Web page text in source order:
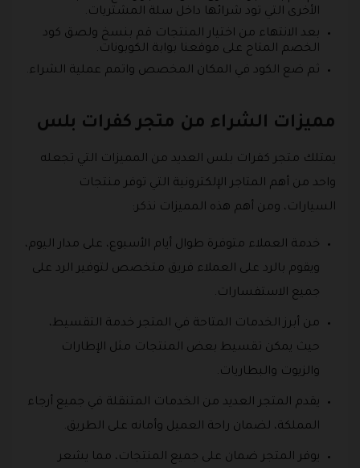
الأخرى التي تود شرائها داخل سلة المشتريات.
بعد الانتهاء من اختيار المنتجات قم بنسخ ولصق كود
الخصم المتاح على موقعنا بوابة الكوبونات.
ثم ضع الكود في المكان المخصص واتمم عملية الشراء.
مميزات الشراء من متجر كفرات بلس
يمتلك متجر كفرات بلس العديد من المميزات التي تجعله
واحد من أهم المتاجر الإلكترونية التي توفر منتجات
السيارات، ومن أهم هذه المميزات نذكر:
خدمة العملاء متوفرة طوال أيام الأسبوع، على مدار اليوم،
ويقوم بالرد على العملاء فريق متخصص لتوفير الرد على
جميع الاستفسارات.
من أبرز الخدمات المتاحة في المتجر خدمة التقسيط،
حيث يمكن تقسيط بعض المنتجات مثل الإطارات
والزيوت والبطاريات.
يقدم المتجر العديد من الخدمات المتنقلة في جميع أرجاء
المملكة، لضمان راحة العميل وأمانه على الطريق.
يوفر المتجر ضمان على جميع المنتجات، مما يشعر